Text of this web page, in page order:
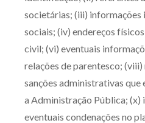
societárias; (iii) informações
sociais; (iv) endereços
civil; (vi) eventuais
relações de parentesco;
sanções administrativas
a Administração Pública; (x)
eventuais condenações no